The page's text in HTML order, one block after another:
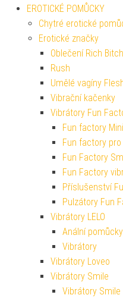
EROTICKÉ POMŮCKY
Chytré erotické
Erotické značky
Oblečení Rich Bitch
Rush
Umělé vagíny
Vibrační kačenky
Vibrátory Fun
Fun factory Mini
Fun factory
Fun Factory
Fun Factory
Příslušenství
Pulzátory Fun
Vibrátory LELO
Anální pomůcky
Vibrátory
Vibrátory Loveo
Vibrátory Smile
Vibrátory Smile